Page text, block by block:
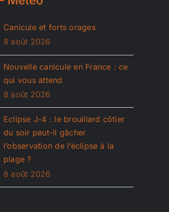
Canicule et forts orages
8 août 2026
Nouvelle canicule en France : ce
qui vous attend
8 août 2026
Eclipse J-4 : le brouillard côtier
du soir peut-il gâcher
l’observation de l’éclipse à la
plage ?
8 août 2026